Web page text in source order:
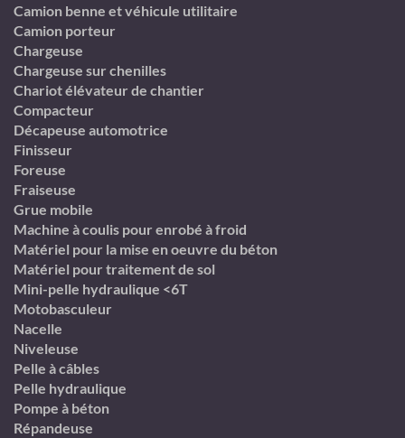
Camion benne et véhicule utilitaire
Camion porteur
Chargeuse
Chargeuse sur chenilles
Chariot élévateur de chantier
Compacteur
Décapeuse automotrice
Finisseur
Foreuse
Fraiseuse
Grue mobile
Machine à coulis pour enrobé à froid
Matériel pour la mise en oeuvre du béton
Matériel pour traitement de sol
Mini-pelle hydraulique <6T
Motobasculeur
Nacelle
Niveleuse
Pelle à câbles
Pelle hydraulique
Pompe à béton
Répandeuse